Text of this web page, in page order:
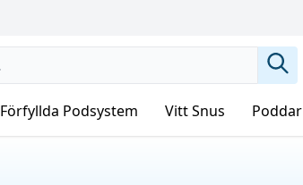
Förfyllda Podsystem Vitt Snus Poddar